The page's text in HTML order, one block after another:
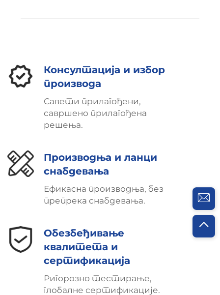
Консултација и избор
производа
Савети прилагођени,
савршено прилагођена
решења.
Производња и ланци
снабдевања
Ефикасна производња, без
препрека снабдевања.
Обезбеђивање
квалитета и
сертификација
Ригорозно тестирање,
глобалне сертификације.